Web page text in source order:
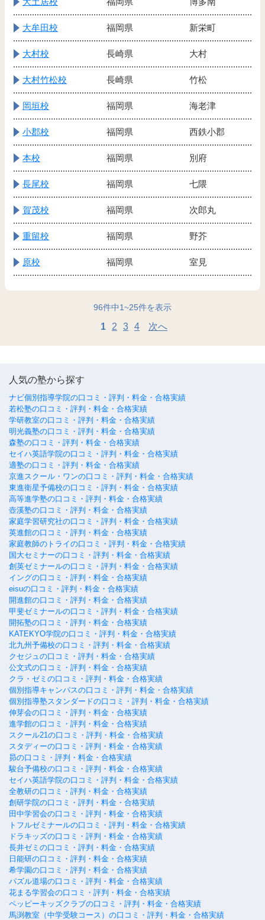
大牟田校 福岡県 新栄町
大村校 長崎県 大村
大村竹松校 長崎県 竹松
岡垣校 福岡県 海老津
小郡校 福岡県 西鉄小郡
本校 福岡県 別府
長尾校 福岡県 七隈
賀茂校 福岡県 次郎丸
重留校 福岡県 野芥
原校 福岡県 室見
96件中1~25件を表示
1 2 3 4 次へ
人気の塾から探す
ナビ個別指導学院の口コミ・評判・料金・合格実績
若松塾の口コミ・評判・料金・合格実績
学研教室の口コミ・評判・料金・合格実績
明光義塾の口コミ・評判・料金・合格実績
森塾の口コミ・評判・料金・合格実績
セイハ英語学院の口コミ・評判・料金・合格実績
適塾の口コミ・評判・料金・合格実績
京進スクール・ワンの口コミ・評判・料金・合格実績
東進衛星予備校の口コミ・評判・料金・合格実績
高等進学塾の口コミ・評判・料金・合格実績
壺溪塾の口コミ・評判・料金・合格実績
家庭学習研究社の口コミ・評判・料金・合格実績
英進館の口コミ・評判・料金・合格実績
家庭教師のトライの口コミ・評判・料金・合格実績
国大セミナーの口コミ・評判・料金・合格実績
創英ゼミナールの口コミ・評判・料金・合格実績
イングの口コミ・評判・料金・合格実績
eisuの口コミ・評判・料金・合格実績
開進館の口コミ・評判・料金・合格実績
甲斐ゼミナールの口コミ・評判・料金・合格実績
開拓塾の口コミ・評判・料金・合格実績
KATEKYO学院の口コミ・評判・料金・合格実績
北九州予備校の口コミ・評判・料金・合格実績
クセジュの口コミ・評判・料金・合格実績
公文式の口コミ・評判・料金・合格実績
クラ・ゼミの口コミ・評判・料金・合格実績
個別指導キャンパスの口コミ・評判・料金・合格実績
個別指導塾スタンダードの口コミ・評判・料金・合格実績
伸芽会の口コミ・評判・料金・合格実績
進学館の口コミ・評判・料金・合格実績
スクール21の口コミ・評判・料金・合格実績
スタディーの口コミ・評判・料金・合格実績
昴の口コミ・評判・料金・合格実績
駿台予備校の口コミ・評判・料金・合格実績
セイハ英語学院の口コミ・評判・料金・合格実績
全教研の口コミ・評判・料金・合格実績
創研学院の口コミ・評判・料金・合格実績
田中学習会の口コミ・評判・料金・合格実績
トフルゼミナールの口コミ・評判・料金・合格実績
ドラキッズの口コミ・評判・料金・合格実績
長井ゼミの口コミ・評判・料金・合格実績
日能研の口コミ・評判・料金・合格実績
希学園の口コミ・評判・料金・合格実績
パズル道場の口コミ・評判・料金・合格実績
花まる学習会の口コミ・評判・料金・合格実績
ペッピーキッズクラブの口コミ・評判・料金・合格実績
馬渕教室（中学受験コース）の口コミ・評判・料金・合格実績